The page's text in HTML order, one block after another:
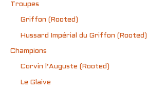
Troupes
Griffon (Rooted)
Hussard Impérial du Griffon (Rooted)
Champions
Corvin l’Auguste (Rooted)
Le Glaive